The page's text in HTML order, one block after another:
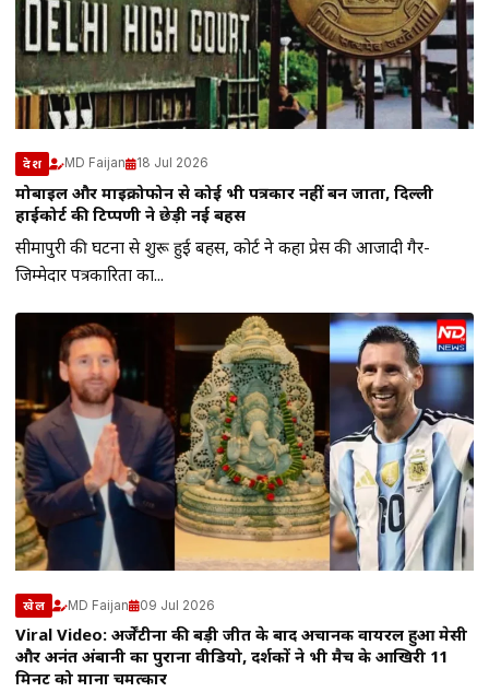
देश MD Faijan 18 Jul 2026
मोबाइल और माइक्रोफोन से कोई भी पत्रकार नहीं बन जाता, दिल्ली
हाईकोर्ट की टिप्पणी ने छेड़ी नई बहस
सीमापुरी की घटना से शुरू हुई बहस, कोर्ट ने कहा प्रेस की आजादी गैर-
जिम्मेदार पत्रकारिता का...
खेल MD Faijan 09 Jul 2026
Viral Video: अर्जेंटीना की बड़ी जीत के बाद अचानक वायरल हुआ मेसी
और अनंत अंबानी का पुराना वीडियो, दर्शकों ने भी मैच के आखिरी 11
मिनट को माना चमत्कार